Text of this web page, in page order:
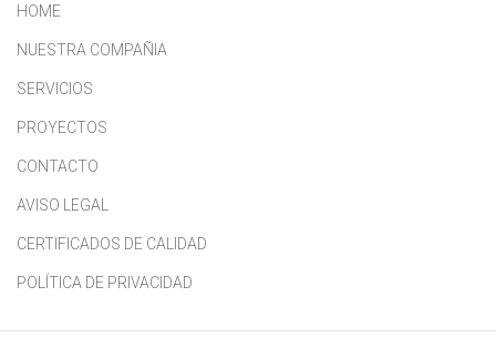
HOME
NUESTRA COMPAÑIA
SERVICIOS
PROYECTOS
CONTACTO
AVISO LEGAL
CERTIFICADOS DE CALIDAD
POLÍTICA DE PRIVACIDAD